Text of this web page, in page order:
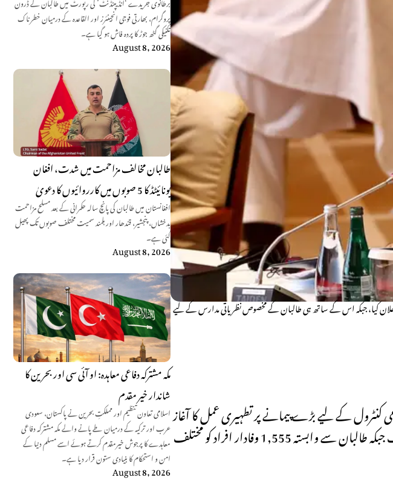
پروگرام، بھارتی فوجی انجینئرز اور القاعدہ کے درمیان خطرناک
تکنیکی گٹھ جوڑ کا پردہ فاش ہو گیا ہے۔
August 8, 2026
طالبان مخالف مزاحمت میں شدت، افغان
یونائیٹڈ کا 5 صوبوں میں کارروائیوں کا دعویٰ
افغانستان میں طالبان کی پانچ سالہ حکمرانی کے بعد مسلح مزاحمت
بدخشاں، پنجشیر، قندھار اور ہلمند سمیت مختلف صوبوں تک پھیل
گئی ہے۔
August 8, 2026
مکہ مشترکہ دفاعی معاہدہ: او آئی سی اور بحرین کا
شاندار خیر مقدم
اسلامی تعاون تنظیم اور مملکتِ بحرین نے پاکستان، سعودی
عرب اور ترکیہ کے درمیان طے پانے والے مکہ مشترکہ دفاعی
معاہدے کا پرجوش خیرمقدم کرتے ہوئے اسے مسلم دنیا کے
امن و استحکام کا بنیادی ستون قرار دیا ہے۔
August 8, 2026
قیادت نے مجموعی طور پر 90 ہزار سرکاری اسامیوں کے خاتمے کا اعلان کیا، جبکہ اس کے ساتھ ہی طالبان کے مخصوص نظریاتی مدارس کے لیے
کنٹرول کے لیے بڑے پیمانے پر تطہیری عمل کا آغاز
کر دیا ہے، جس کے تحت سابقہ حکومت کے دور میں بھرتی کیے گئے 1,136 سرکاری ملازمین کو برطرف جبکہ طالبان سے وابستہ 1,555 وفادار افراد کو مختلف